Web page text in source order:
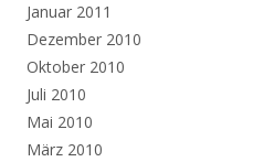
Januar 2011
Dezember 2010
Oktober 2010
Juli 2010
Mai 2010
März 2010